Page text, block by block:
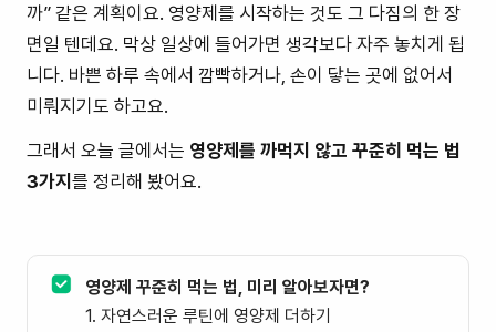
까” 같은 계획이요. 영양제를 시작하는 것도 그 다짐의 한 장
면일 텐데요. 막상 일상에 들어가면 생각보다 자주 놓치게 됩
니다. 바쁜 하루 속에서 깜빡하거나, 손이 닿는 곳에 없어서
미뤄지기도 하고요.
그래서 오늘 글에서는 영양제를 까먹지 않고 꾸준히 먹는 법
3가지 를 정리해 봤어요.
✅
영양제 꾸준히 먹는 법, 미리 알아보자면?
1. 자연스러운 루틴에 영양제 더하기